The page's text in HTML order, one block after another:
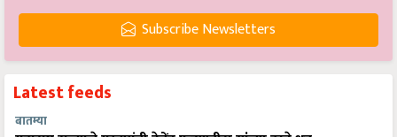
Subscribe Newsletters
Latest feeds
बातम्या